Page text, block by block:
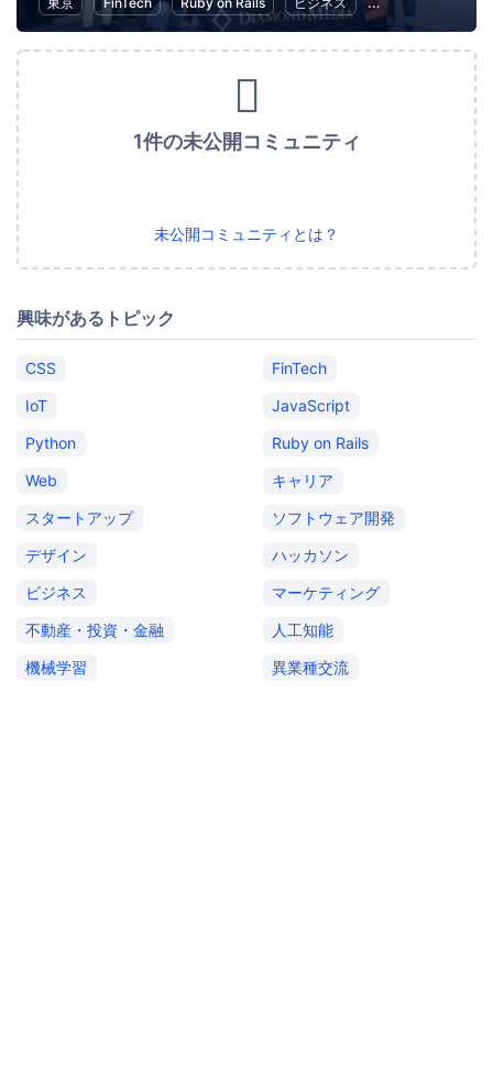
1件の未公開コミュニティ
未公開コミュニティとは？
興味があるトピック
CSS
FinTech
IoT
JavaScript
Python
Ruby on Rails
Web
キャリア
スタートアップ
ソフトウェア開発
デザイン
ハッカソン
ビジネス
マーケティング
不動産・投資・金融
人工知能
機械学習
異業種交流